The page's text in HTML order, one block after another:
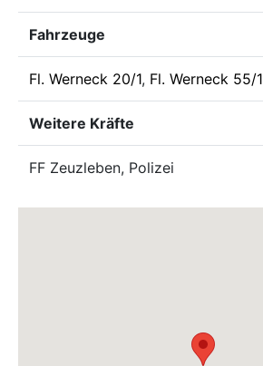
Fahrzeuge
Fl. Werneck 20/1, Fl. Werneck 55/1
Weitere Kräfte
FF Zeuzleben, Polizei